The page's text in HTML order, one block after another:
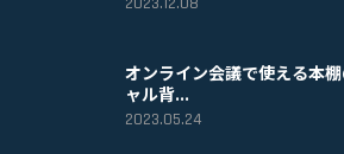
オンライン会議で使える本
ャル背...
2023.05.24